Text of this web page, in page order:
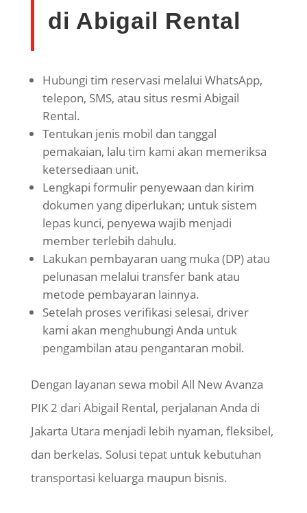
di Abigail Rental
Hubungi tim reservasi melalui WhatsApp,
telepon, SMS, atau situs resmi Abigail
Rental.
Tentukan jenis mobil dan tanggal
pemakaian, lalu tim kami akan memeriksa
ketersediaan unit.
Lengkapi formulir penyewaan dan kirim
dokumen yang diperlukan; untuk sistem
lepas kunci, penyewa wajib menjadi
member terlebih dahulu.
Lakukan pembayaran uang muka (DP) atau
pelunasan melalui transfer bank atau
metode pembayaran lainnya.
Setelah proses verifikasi selesai, driver
kami akan menghubungi Anda untuk
pengambilan atau pengantaran mobil.
Dengan layanan sewa mobil All New Avanza
PIK 2 dari Abigail Rental, perjalanan Anda di
Jakarta Utara menjadi lebih nyaman, fleksibel,
dan berkelas. Solusi tepat untuk kebutuhan
transportasi keluarga maupun bisnis.